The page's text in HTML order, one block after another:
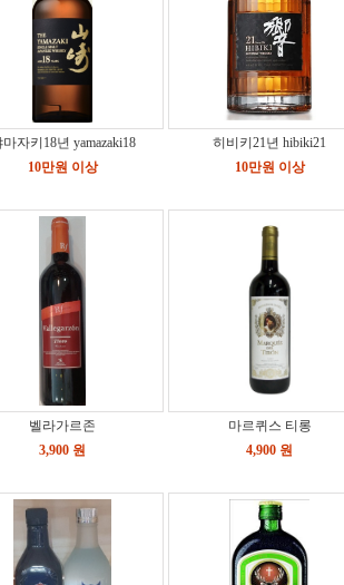
자키18년 yamazaki18
10만원 이상
히비키21년 hibiki21
10만원 이상
벨라가르존
3,900 원
마르퀴스 티롱
4,900 원